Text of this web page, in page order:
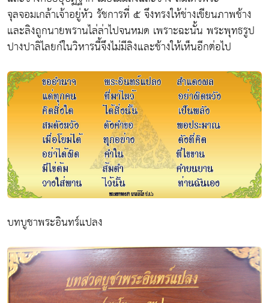
จุลจอมเกล้าเจ้าอยู่หัว รัชการที่ ๕ จึงทรงให้ช่างเขียนภาพช้าง
และลิงถูกนายพรานไล่ล่าไปจนหมด เพราะฉะนั้น พระพุทธรูป
ปางปาลิไลยก์ในวิหารนี้จึงไม่มีลิงและช้างให้เห็นอีกต่อไป
บทบูชาพระอินทร์แปลง